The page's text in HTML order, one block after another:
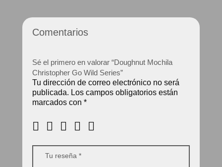
Comentarios
Sé el primero en valorar “Doughnut Mochila
Christopher Go Wild Series”
Tu dirección de correo electrónico no será
publicada. Los campos obligatorios están
marcados con *